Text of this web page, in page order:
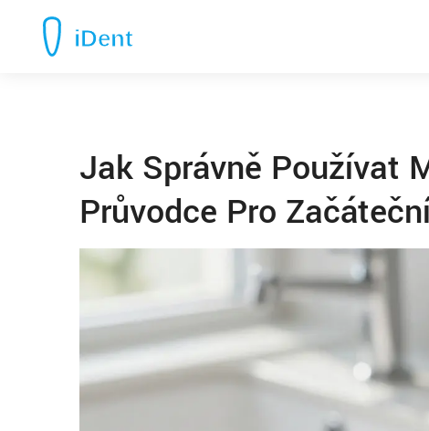
Jak Správně Používat
Průvodce Pro